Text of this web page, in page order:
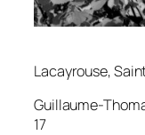
Lacayrouse,
Guillaume-
17